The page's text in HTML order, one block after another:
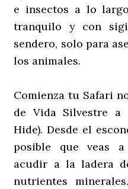
e insectos a lo
tranquilo y con
sendero, solo para
los animales.
Comienza tu Safari
de Vida Silvestre a
Hide). Desde el
posible que veas
acudir a la ladera
nutrientes